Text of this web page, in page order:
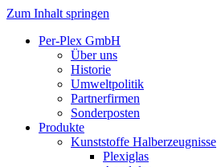
Zum Inhalt springen
Per-Plex GmbH
Über uns
Historie
Umweltpolitik
Partnerfirmen
Sonderposten
Produkte
Kunststoffe Halberzeugnisse
Plexiglas